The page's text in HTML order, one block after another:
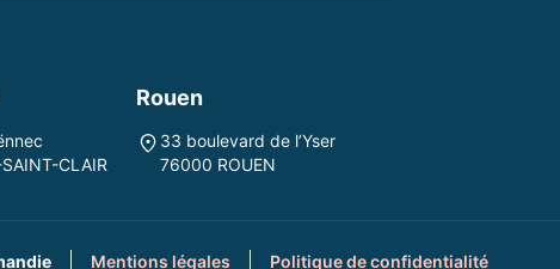
CLAIR
Rouen
33 boulevard de l’Yser
76000 ROUEN
Mentions légales Politique de confidentialité